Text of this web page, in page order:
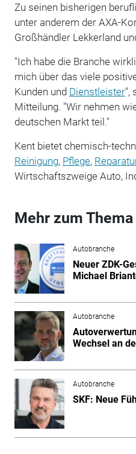
Zu seinen bisherigen
unter anderem der AXA-
Großhändler Lekkerland
"Ich habe die Branche
mich über das viele
Kunden und Dienstleister",
Mitteilung. "Wir nehmen
deutschen Markt teil."
Kent bietet chemisch-
Reinigung, Pflege,
Wirtschaftszweige Auto,
Mehr zum
Autobranche
Neuer ZDK-
Michael
Autobranche
Wechsel an
Autobranche
SKF: Neue